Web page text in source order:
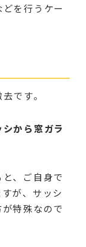
どを行うケー
です。
から窓ガラ
、ご自身で
が、サッシ
特殊なので